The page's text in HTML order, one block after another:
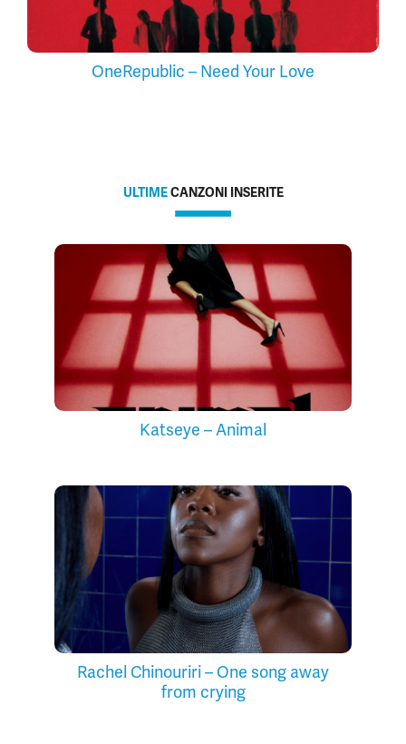
OneRepublic – Need Your Love
ULTIMECANZONI INSERITE
Katseye – Animal
Rachel Chinouriri – One song away
from crying